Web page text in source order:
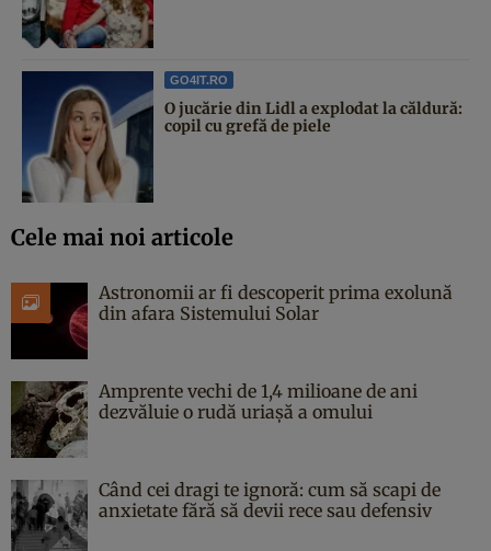
GO4IT.RO
O jucărie din Lidl a explodat la căldură:
copil cu grefă de piele
Cele mai noi articole
Astronomii ar fi descoperit prima exolună
din afara Sistemului Solar
Amprente vechi de 1,4 milioane de ani
dezvăluie o rudă uriașă a omului
Când cei dragi te ignoră: cum să scapi de
anxietate fără să devii rece sau defensiv